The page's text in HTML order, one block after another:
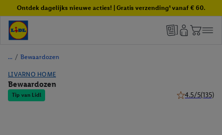
Ontdek dagelijks nieuwe acties! | Gratis verzending¹ vanaf € 60.
/ Bewaardozen
LIVARNO HOME
Bewaardozen
Tip van Lidl 4.5/5(135)